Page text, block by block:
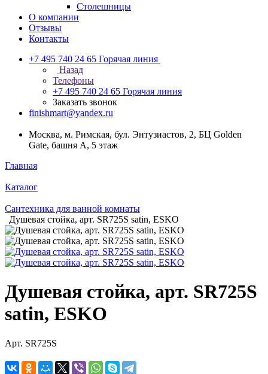
Столешницы
О компании
Отзывы
Контакты
+7 495 740 24 65 Горячая линия
Назад
Телефоны
+7 495 740 24 65 Горячая линия
Заказать звонок
finishmart@yandex.ru
Москва, м. Римская, бул. Энтузиастов, 2, БЦ Golden
Gate, башня А, 5 этаж
Главная
Каталог
Сантехника для ванной комнаты
Душевая cтойка, арт. SR725S satin, ESKO
Душевая cтойка, арт. SR725S
satin, ESKO
Арт. SR725S